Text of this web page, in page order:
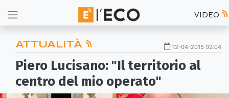
VIDEO
ATTUALITÀ 12-04-2015 02:04
Piero Lucisano: "Il territorio al
centro del mio operato"